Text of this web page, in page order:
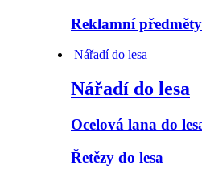
Reklamní předměty
Nářadí do lesa
Nářadí do lesa
Ocelová lana do
Řetězy do lesa